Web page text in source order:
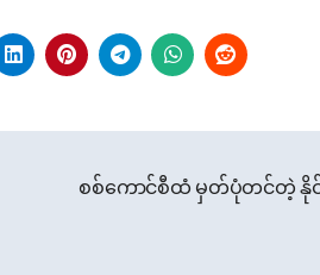
စစ်ကောင်စီထံ မှတ်ပုံတင်တဲ့ နိုင်